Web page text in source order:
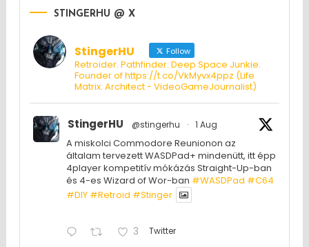
STINGERHU @ X
StingerHU Follow
Retroider. Pathfinder. Deep Space Junkie.
Founder of https://t.co/VkMyvx4ppz (Life
Matrix: Architect - VideoGameJournalist)
StingerHU @stingerhu · 1 Aug
A miskolci Commodore Reunionon az
általam tervezett WASDPad+ mindenütt, itt épp
4player kompetitív mókázás Straight-Up-ban
és 4-es Wizard of Wor-ban #WASDPad #C64
#DIY #Retroid #Stinger
3 Twitter